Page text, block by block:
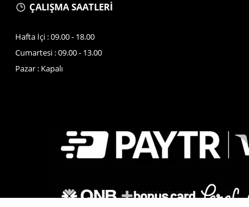
ÇALIŞMA SAATLERİ
Hafta İçi : 09.00 - 18.00
Cumartesi : 09.00 - 13.00
Pazar : Kapalı